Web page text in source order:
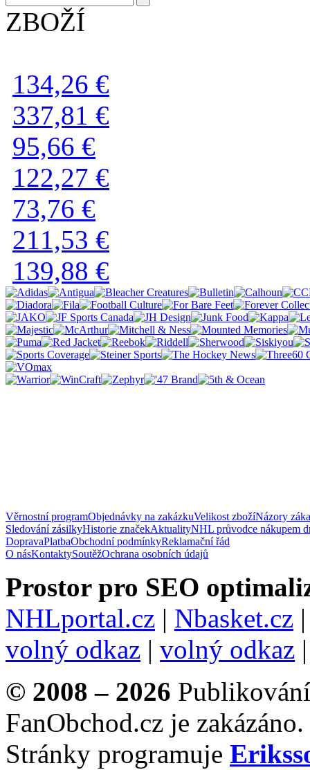
ZBOŽÍ
134,26 €
337,81 €
95,66 €
122,27 €
73,76 €
211,53 €
139,88 €
Věrnostní programObjednávky na zakázkuVelikost zbožíNázory
Sledování zásilkyHistorie značekAktualityNHL průvodce nákupem
DopravaPlatbaObchodní podmínkyReklamační řád
O násKontaktySoutěžOchrana osobních údajů
Prostor pro SEO
NHLportal.cz | Nbasket.cz
volný odkaz | volný odkaz
© 2008 – 2026
FanObchod.cz je zakázáno.
Stránky programuje